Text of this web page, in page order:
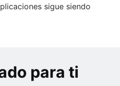
sigue siendo
para ti